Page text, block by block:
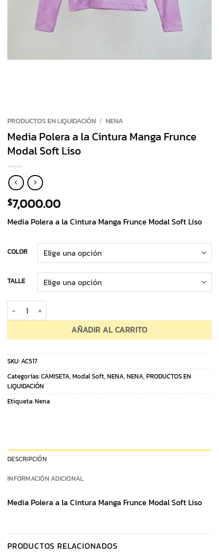
PRODUCTOS EN LIQUIDACIÓN / NENA
Media Polera a la Cintura Manga Frunce
Modal Soft Liso
$7,000.00
Media Polera a la Cintura Manga Frunce Modal Soft Liso
COLOR
TALLE
Media Polera a la Cintura Manga Frunce Modal Soft Liso cantidad
AÑADIR AL CARRITO
SKU:AC517
Categorías:CAMISETA, Modal Soft, NENA, NENA, PRODUCTOS EN
LIQUIDACIÓN
Etiqueta:Nena
DESCRIPCIÓN
INFORMACIÓN ADICIONAL
Media Polera a la Cintura Manga Frunce Modal Soft Liso
PRODUCTOS RELACIONADOS